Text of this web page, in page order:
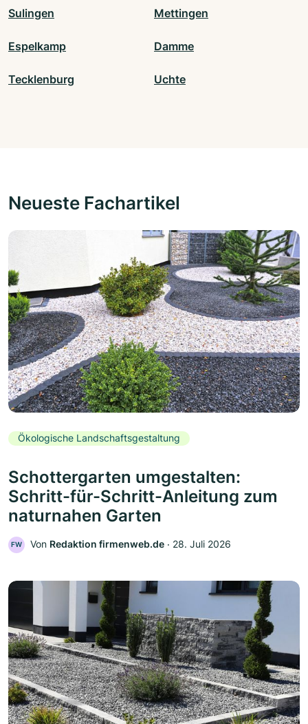
Sulingen Mettingen
Espelkamp Damme
Tecklenburg Uchte
Neueste Fachartikel
Ökologische Landschaftsgestaltung
Schottergarten umgestalten:
Schritt-für-Schritt-Anleitung zum
naturnahen Garten
FW Von Redaktion firmenweb.de ‧ 28. Juli 2026